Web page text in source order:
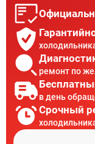
ремонт по
в день
Срочный